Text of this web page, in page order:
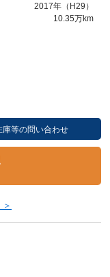
2017年（H29）
10.35万km
庫等の問い合わせ